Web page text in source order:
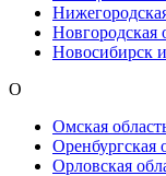
Новгородская
Новосибирск
О
Омская
Оренбургская
Орловская